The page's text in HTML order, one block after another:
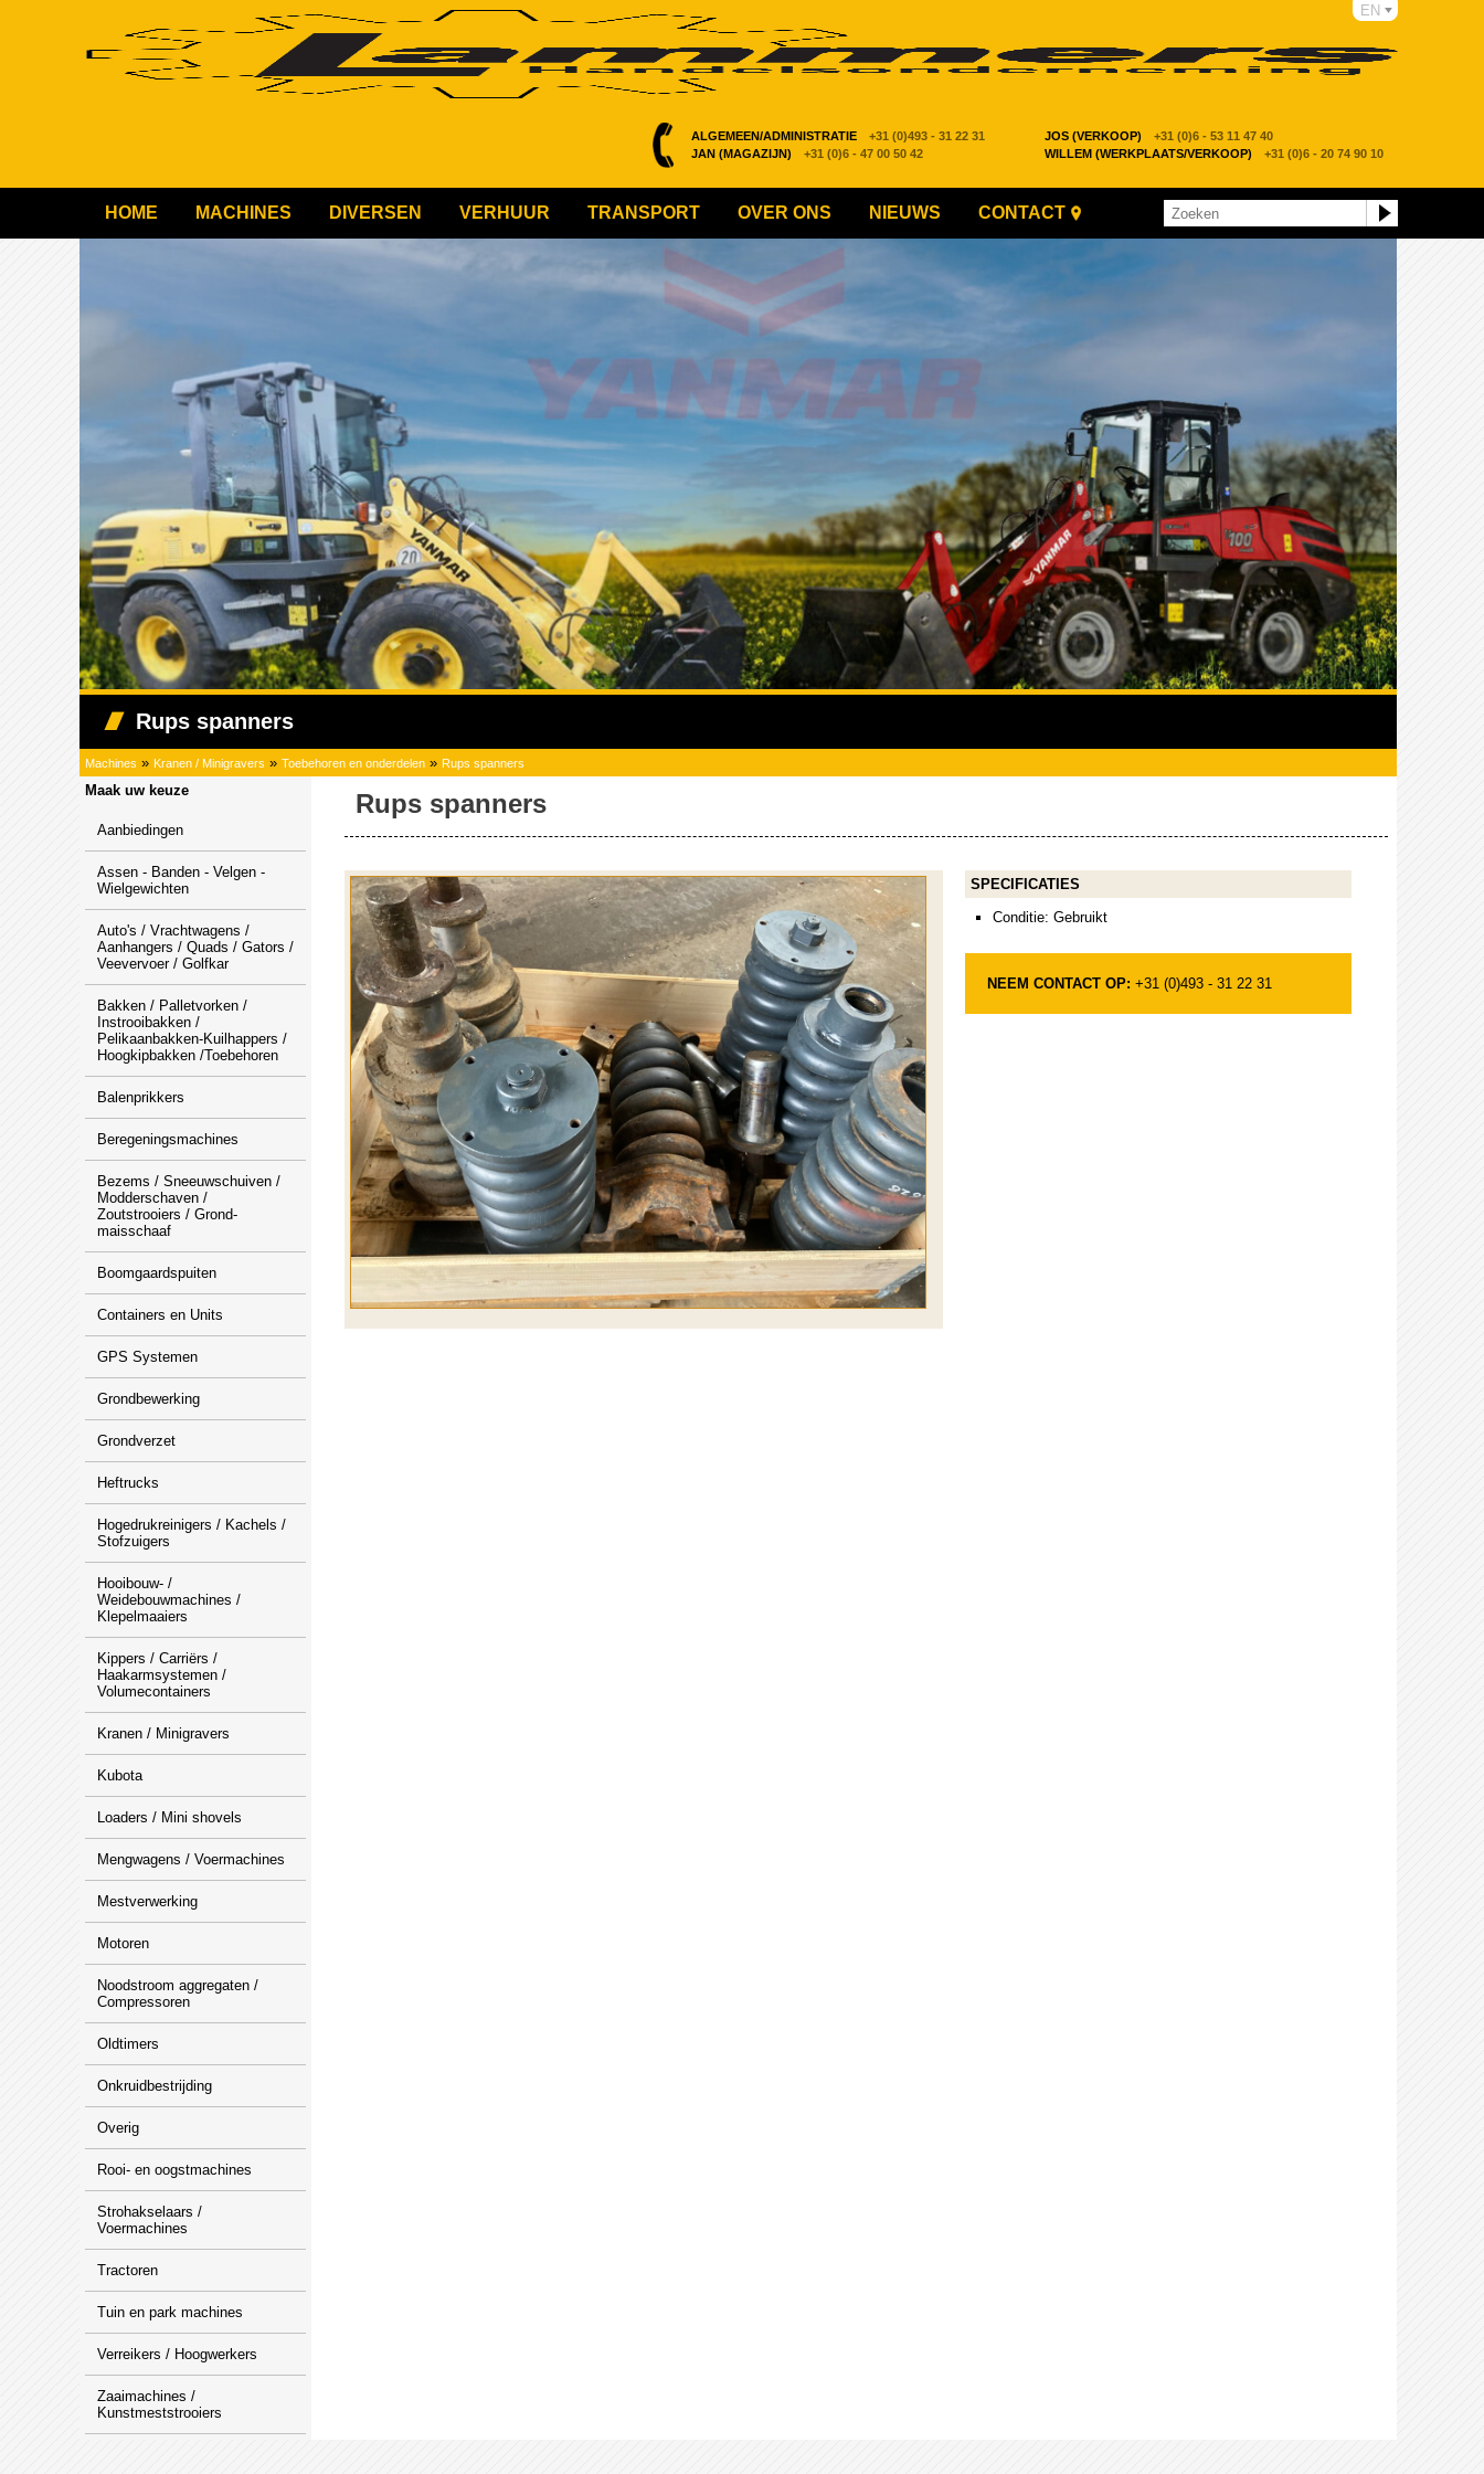
ALGEMEEN/ADMINISTRATIE +31 (0)493 - 31 22 31 JOS (VERKOOP)
+31 (0)6 - 53 11 47 40
JAN (MAGAZIJN)
+31 (0)6 - 47 00 50 42 WILLEM (WERKPLAATS/VERKOOP) +31 (0)6 - 20 74 90 10
EN
HOME MACHINES DIVERSEN VERHUUR TRANSPORT OVER ONS NIEUWS CONTACT
Rups spanners
Machines » Kranen / Minigravers » Toebehoren en onderdelen » Rups spanners
Maak uw keuze
Aanbiedingen
Assen - Banden - Velgen -
Wielgewichten
Auto's / Vrachtwagens /
Aanhangers / Quads / Gators /
Veevervoer / Golfkar
Bakken / Palletvorken /
Instrooibakken /
Pelikaanbakken-Kuilhappers /
Hoogkipbakken /Toebehoren
Balenprikkers
Beregeningsmachines
Bezems / Sneeuwschuiven /
Modderschaven /
Zoutstrooiers / Grond-
maisschaaf
Boomgaardspuiten
Containers en Units
GPS Systemen
Grondbewerking
Grondverzet
Heftrucks
Hogedrukreinigers / Kachels /
Stofzuigers
Hooibouw- /
Weidebouwmachines /
Klepelmaaiers
Kippers / Carriërs /
Haakarmsystemen /
Volumecontainers
Kranen / Minigravers
Kubota
Loaders / Mini shovels
Mengwagens / Voermachines
Mestverwerking
Motoren
Noodstroom aggregaten /
Compressoren
Oldtimers
Onkruidbestrijding
Overig
Rooi- en oogstmachines
Strohakselaars /
Voermachines
Tractoren
Tuin en park machines
Verreikers / Hoogwerkers
Zaaimachines /
Kunstmeststrooiers
Rups spanners
SPECIFICATIES
Conditie: Gebruikt
NEEM CONTACT OP: +31 (0)493 - 31 22 31